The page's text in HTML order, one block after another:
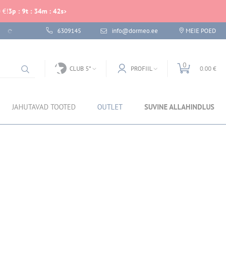
€!3p : 9t : 34m : 42s
6309145 info@dormeo.ee MEIE POED
CLUB 5* PROFIIL 0 0.00 €
JAHUTAVAD TOOTED OUTLET SUVINE ALLAHINDLUS